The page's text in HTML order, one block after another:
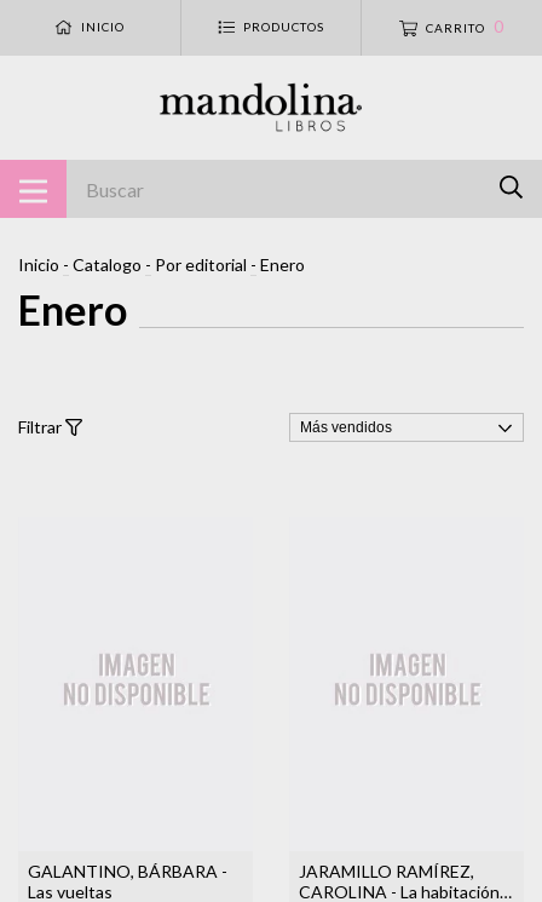
INICIO PRODUCTOS CARRITO 0
Inicio - Catalogo - Por editorial - Enero
Enero
Filtrar
GALANTINO, BÁRBARA -
Las vueltas
JARAMILLO RAMÍREZ,
CAROLINA - La habitación